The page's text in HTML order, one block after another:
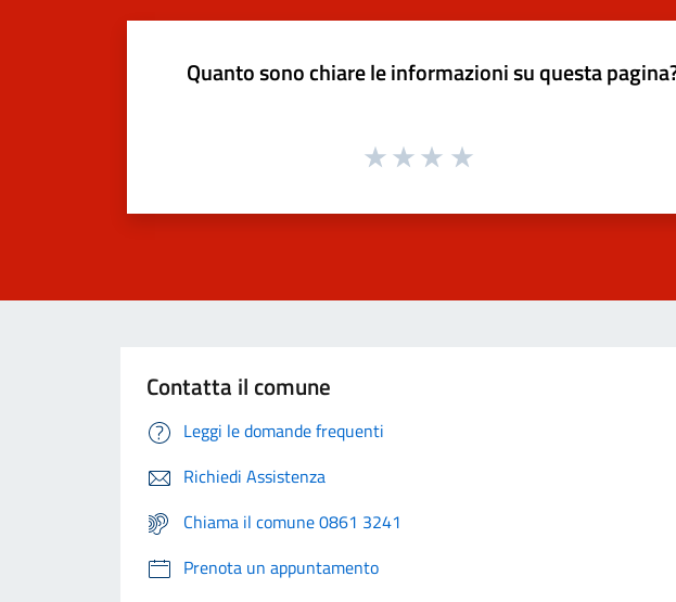
Quanto sono chiare le informazioni su questa
Contatta il comune
Leggi le domande frequenti
Richiedi Assistenza
Chiama il comune 0861 3241
Prenota un appuntamento